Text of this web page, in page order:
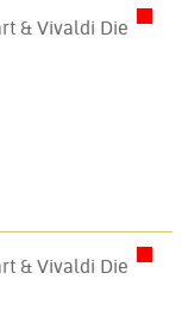
& Vivaldi Die
& Vivaldi Die